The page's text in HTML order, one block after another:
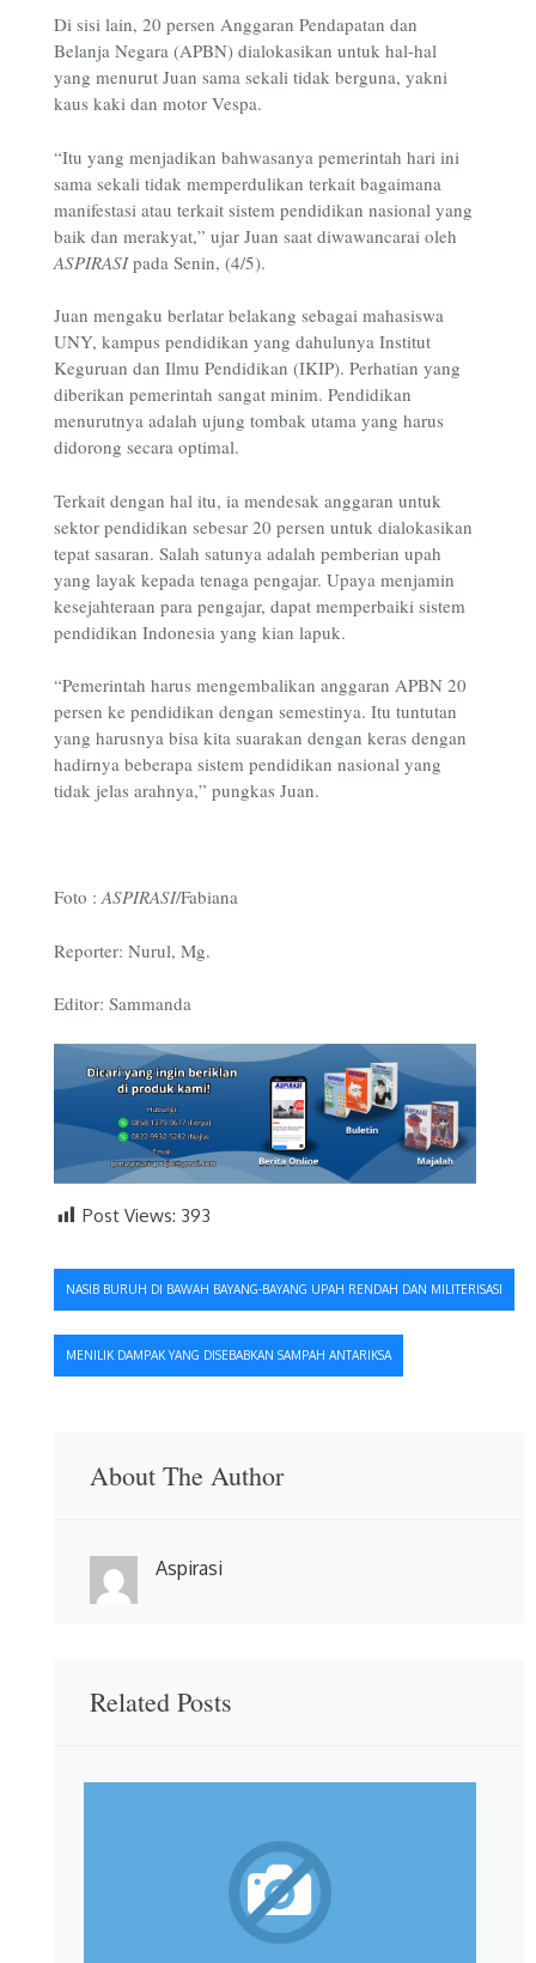
Di sisi lain, 20 persen Anggaran Pendapatan dan
Belanja Negara (APBN) dialokasikan untuk hal-hal
yang menurut Juan sama sekali tidak berguna, yakni
kaus kaki dan motor Vespa.
“Itu yang menjadikan bahwasanya pemerintah hari ini
sama sekali tidak memperdulikan terkait bagaimana
manifestasi atau terkait sistem pendidikan nasional yang
baik dan merakyat,” ujar Juan saat diwawancarai oleh
ASPIRASIpada Senin, (4/5).
Juan mengaku berlatar belakang sebagai mahasiswa
UNY, kampus pendidikan yang dahulunya Institut
Keguruan dan Ilmu Pendidikan (IKIP). Perhatian yang
diberikan pemerintah sangat minim. Pendidikan
menurutnya adalah ujung tombak utama yang harus
didorong secara optimal.
Terkait dengan hal itu, ia mendesak anggaran untuk
sektor pendidikan sebesar 20 persen untuk dialokasikan
tepat sasaran. Salah satunya adalah pemberian upah
yang layak kepada tenaga pengajar. Upaya menjamin
kesejahteraan para pengajar, dapat memperbaiki sistem
pendidikan Indonesia yang kian lapuk.
“Pemerintah harus mengembalikan anggaran APBN 20
persen ke pendidikan dengan semestinya. Itu tuntutan
yang harusnya bisa kita suarakan dengan keras dengan
hadirnya beberapa sistem pendidikan nasional yang
tidak jelas arahnya,” pungkas Juan.
Foto :ASPIRASI/Fabiana
Reporter: Nurul, Mg.
Editor: Sammanda
Post Views: 393
Navigasi
pos
NASIB BURUH DI BAWAH BAYANG-BAYANG UPAH RENDAH DAN MILITERISASI
MENILIK DAMPAK YANG DISEBABKAN SAMPAH ANTARIKSA
About The Author
Aspirasi
Related Posts